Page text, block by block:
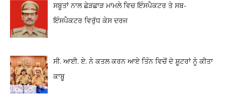
ਸਬੂਤਾਂ ਨਾਲ ਛੇੜਛਾੜ ਮਾਮਲੇ ਵਿਚ ਇੰਸਪੈਕਟਰ ਤੇ ਸਬ-
ਇੰਸਪੈਕਟਰ ਵਿਰੁੱਧ ਕੇਸ ਦਰਜ
ਸੀ. ਆਈ. ਏ. ਨੇ ਕਤਲ ਕਰਨ ਆਏ ਤਿੰਨ ਵਿਚੋਂ ਦੋ ਸ਼ੂਟਰਾਂ ਨੂੰ ਕੀਤਾ
ਕਾਬੂ